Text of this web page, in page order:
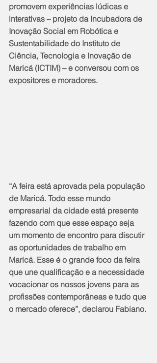
promovem experiências lúdicas e
interativas – projeto da Incubadora de
Inovação Social em Robótica e
Sustentabilidade do Instituto de
Ciência, Tecnologia e Inovação de
Maricá (ICTIM) – e conversou com os
expositores e moradores.
“A feira está aprovada pela população
de Maricá. Todo esse mundo
empresarial da cidade está presente
fazendo com que esse espaço seja
um momento de encontro para discutir
as oportunidades de trabalho em
Maricá. Esse é o grande foco da feira
que une qualificação e a necessidade
vocacionar os nossos jovens para as
profissões contemporâneas e tudo que
o mercado oferece”, declarou Fabiano.